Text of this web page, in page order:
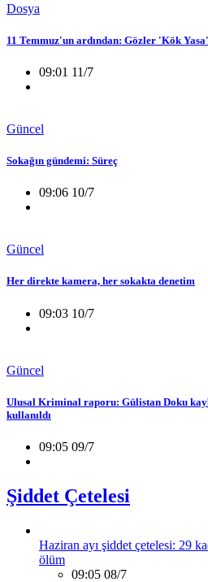
Dosya
11 Temmuz'un ardından: Gözler 'Kök
09:01 11/7
Güncel
Sokağın gündemi: Süreç
09:06 10/7
Güncel
Her direkte kamera, her sokakta denetim
09:03 10/7
Güncel
Ulusal Kriminal raporu: Gülistan Doku
kullanıldı
09:05 09/7
Şiddet Çetelesi
Haziran ayı şiddet çetelesi: 29
ölüm
09:05 08/7